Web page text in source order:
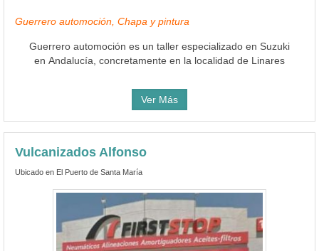
Guerrero automoción, Chapa y pintura
Guerrero automoción es un taller especializado en Suzuki
en Andalucía, concretamente en la localidad de Linares
Ver Más
Vulcanizados Alfonso
Ubicado en El Puerto de Santa María